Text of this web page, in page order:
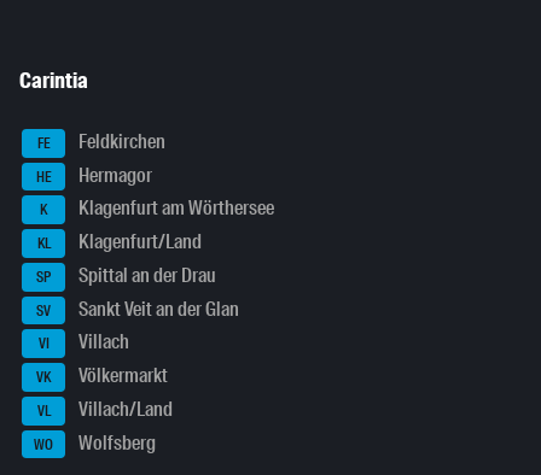
Carintia
FE Feldkirchen
HE Hermagor
K Klagenfurt am Wörthersee
KL Klagenfurt/Land
SP Spittal an der Drau
SV Sankt Veit an der Glan
VI Villach
VK Völkermarkt
VL Villach/Land
WO Wolfsberg